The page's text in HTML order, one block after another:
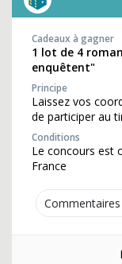
Commentaires
Cadeaux à gagner
1 lot de 4
enquêtent"
Principe
Laissez vos
de participer au
Conditions
Le concours est
France